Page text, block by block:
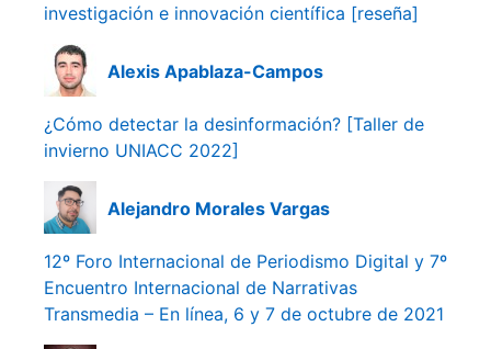
investigación e innovación científica [reseña]
Alexis Apablaza-Campos
¿Cómo detectar la desinformación? [Taller de
invierno UNIACC 2022]
Alejandro Morales Vargas
12º Foro Internacional de Periodismo Digital y 7º
Encuentro Internacional de Narrativas
Transmedia – En línea, 6 y 7 de octubre de 2021